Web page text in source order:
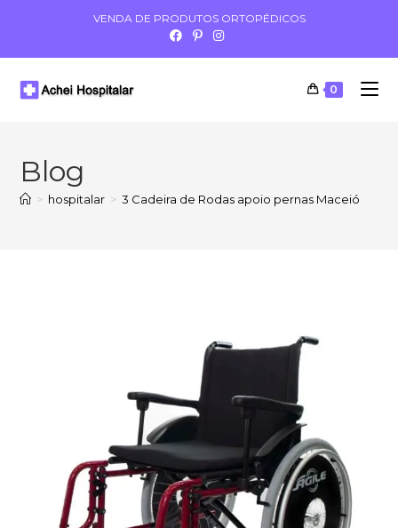
VENDA DE PRODUTOS ORTOPÉDICOS
0
Blog
> hospitalar > 3 Cadeira de Rodas apoio pernas Maceió